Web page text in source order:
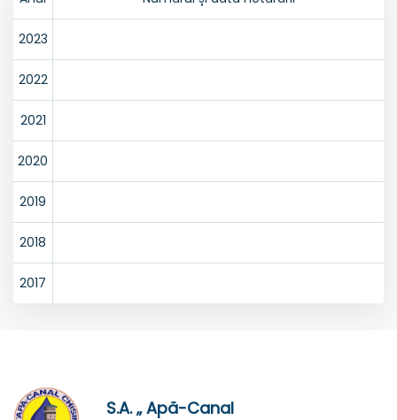
2023
2022
2021
2020
2019
2018
2017
S.A. „ Apă-Canal